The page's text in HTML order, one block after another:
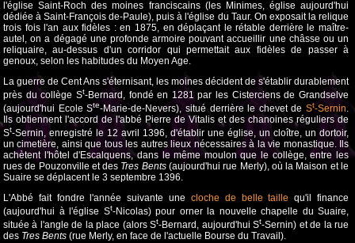
l'église Saint-Roch des moines franciscains (les Minimes, église aujourd'hui
dédiée à Saint-François de-Paule), puis à l'église du Taur. On exposait la relique
trois fois l'an aux fidèles : en 1875, en déplaçant le rétable derrière le maître-
autel, on a dégagé une profonde armoire pouvant accueillir une châsse ou un
reliquaire, au-dessus d'un corridor qui permettait aux fidèles de passer à
genoux, selon les habitudes du Moyen Age.
La guerre de Cent Ans s'éternisant, les moines décident de s'établir durablement
près du collège St-Bernard, fondé en 1281 par les Cisterciens de Grandselve
(aujourd'hui Ecole Ste-Marie-de-Nevers), situé derrière le chevet de St-Sernin.
Ils obtiennent l'accord de l'abbé Pierre de Vitalis et des chanoines réguliers de
St-Sernin, enregistré le 12 avril 1396, d'établir une église, un cloître, un dortoir,
un cimetière, ainsi que tous les autres lieux nécessaires à la vie monastique. Ils
achètent l'hôtel d'Escalquens, dans le même moulon que le collège, entre les
rues de Pouzonville et des Tres Bents(aujourd'hui rue Merly), où la Maison et le
Suaire se déplacent le 3 septembre 1396.
L'Abbé fait fondre l'année suivante une cloche de belle taille qu'il finance
(aujourd'hui à l'église St-Nicolas) pour orner la nouvelle chapelle du Suaire,
située à l'angle de la place (alors St-Bernard, aujourd'hui St-Sernin) et de la rue
des Tres Bents (rue Merly, en face de l'actuelle Bourse du Travail).